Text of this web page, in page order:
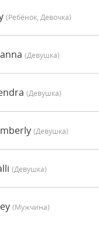
(Ребёнок, Девочка)
(девушка)
(девушка)
(девушка)
(девушка)
(мужчина)